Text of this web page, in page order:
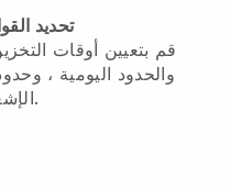
تحديد
قم بتعيين أوقات
والحدود اليومية ،
الإشعار للحجز.